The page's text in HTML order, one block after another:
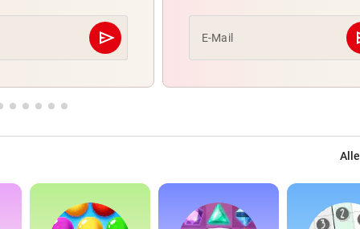
send
Abschicken E-Mail